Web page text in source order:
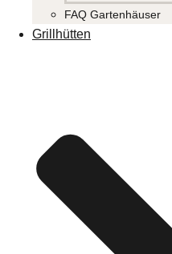
FAQ Gartenhäuser
Grillhütten